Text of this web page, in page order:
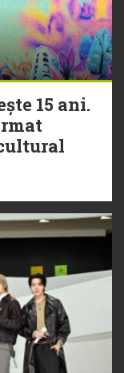
15 ani.